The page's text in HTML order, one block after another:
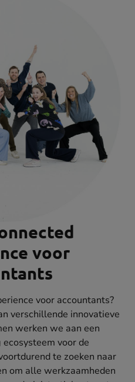
voor
voor accountants?
verschillende innovatieve
werken we aan een
voor de
te zoeken naar
om alle werkzaamheden